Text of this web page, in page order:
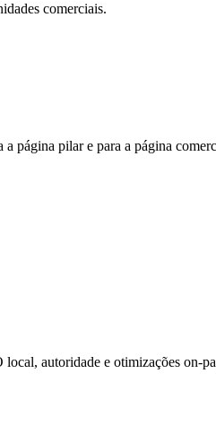
comerciais.
página pilar e para a página
autoridade e otimizações on-